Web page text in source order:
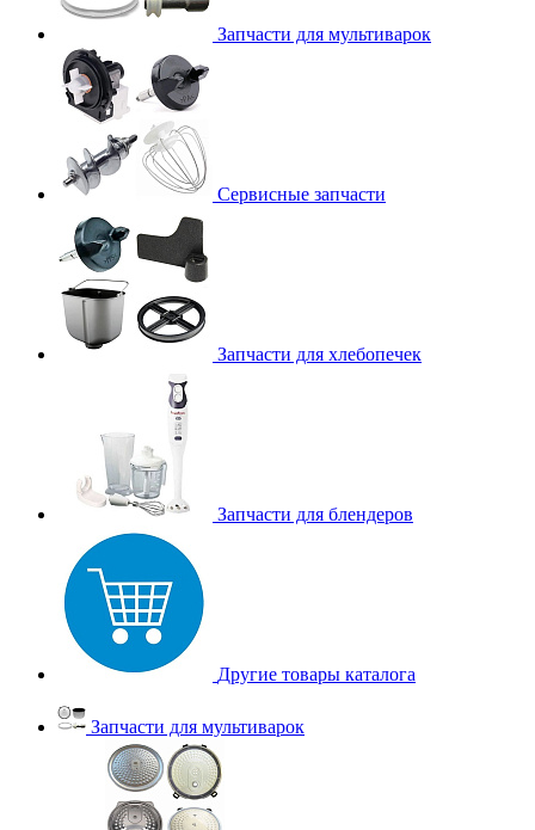
Запчасти для мультиварок
Сервисные запчасти
Запчасти для хлебопечек
Запчасти для блендеров
Другие товары каталога
Запчасти для мультиварок